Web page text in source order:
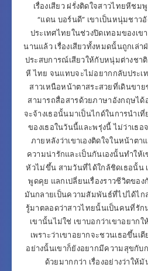
เรื่องเสียว ฝรั่งติดใจสาวไทยหีช
“แดน บอร์นดี” เขาเป็นหนุ่มชาว
ประเทศไทยในช่วงปิดเทอมของเ
นานแล้ว เรื่องเสียวทั้งหมดนั้นถูกเล่
ประสบการณ์เสียวให้กับหนุ่มต่างชา
หี ไทย จนแทบจะไม่อยากกลับประเ
สาวเหนือหน้าตาสระสวยที่เดินขา
สามารถสื่อสารด้วยภาษาอังกฤษได้
จะจ้างเธอนั้นมาเป็นไกด์ในการนำเ
ของเธอในวันนี้และพรุ่งนี้ ไม่ว่าเธ
ภายหลังว่าเขาเองติดใจในหน้าต
ความน่ารักและเป็นกันเองนั้นทำให้
หัวไม่ขึ้น สามวันที่ได้ใกล้ชิดเธอนั้น
พูดคุย แลกเปลี่ยนเรื่องราวชีวิตขอ
มันกลายเป็นความสัมพันธ์ที่ไปได้ไก
รู้มาตลอดว่าสาวไทยนั้นเป็นคนที่รัก
เขานั้นไม่ใช่ เขาบอกว่าเขาอยากใ
เพราะว่าเขาอยากจะชวนเธอขึ้นเ
อย่างนั้นเขาก็ยังอยากมีความสุขกับ
ด้วยมากกว่า เรื่องอย่างว่าให้